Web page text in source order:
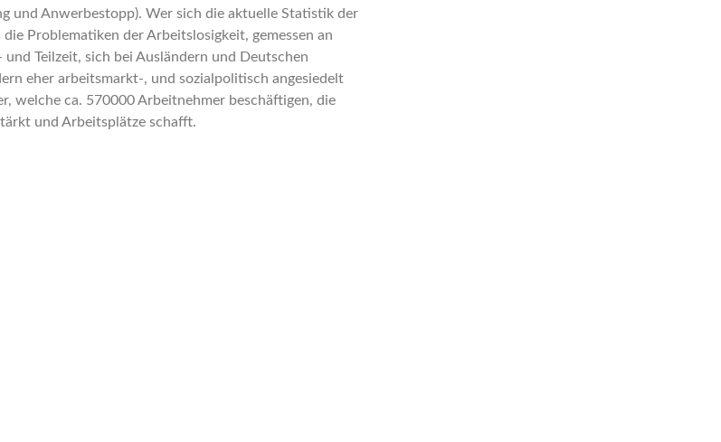
und Anwerbestopp). Wer sich die aktuelle Statistik der
Problematiken der Arbeitslosigkeit, gemessen an
Teilzeit, sich bei Ausländern und Deutschen
eher arbeitsmarkt-, und sozialpolitisch angesiedelt
welche ca. 570000 Arbeitnehmer beschäftigen, die
und Arbeitsplätze schafft.